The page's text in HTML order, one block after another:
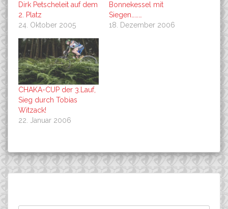
Dirk Petscheleit auf dem
2. Platz
24. Oktober 2005
Bonnekessel mit
Siegen………
18. Dezember 2006
CHAKA-CUP der 3.Lauf,
Sieg durch Tobias
Witzack!
22. Januar 2006